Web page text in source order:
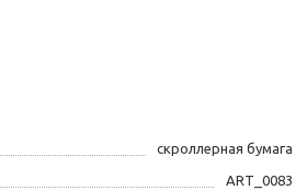
скроллерная бумага
ART_0083